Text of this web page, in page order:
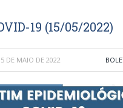
19 (15/05/2022)
DE MAIO DE 2022